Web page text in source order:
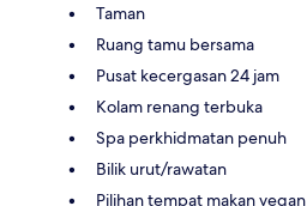
Taman
Ruang tamu bersama
Pusat kecergasan 24 jam
Kolam renang terbuka
Spa perkhidmatan penuh
Bilik urut/rawatan
Pilihan tempat makan vegan